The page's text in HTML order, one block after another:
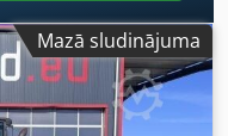
Mazā sludinājuma